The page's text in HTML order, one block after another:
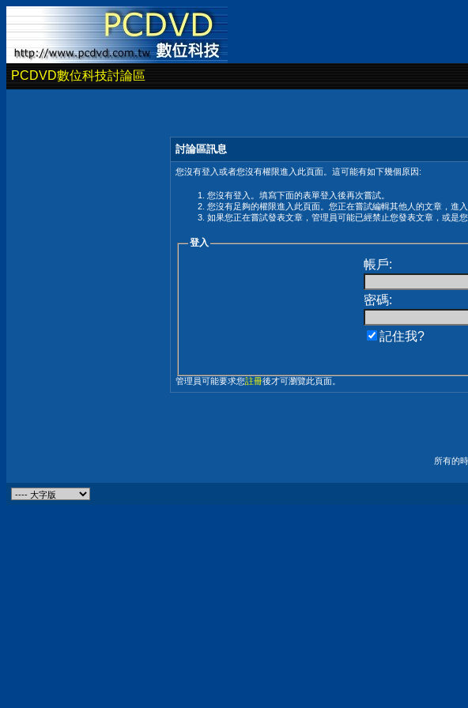
PCDVD數位科技討論區
討論區訊息
您沒有登入或者您沒有權限進入此頁面。這可能有如下幾個原因:
您沒有登入。填寫下面的表單登入後再次嘗試。
您沒有足夠的權限進入此頁面。您正在嘗試編輯其他人的文章，進
如果您正在嘗試發表文章，管理員可能已經禁止您發表文章，或是您
登入
帳戶:
密碼:
記住我?
管理員可能要求您註冊後才可瀏覽此頁面。
所有的